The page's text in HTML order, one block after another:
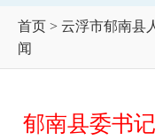
首页 > 云浮市郁南县
闻
郁南县委书